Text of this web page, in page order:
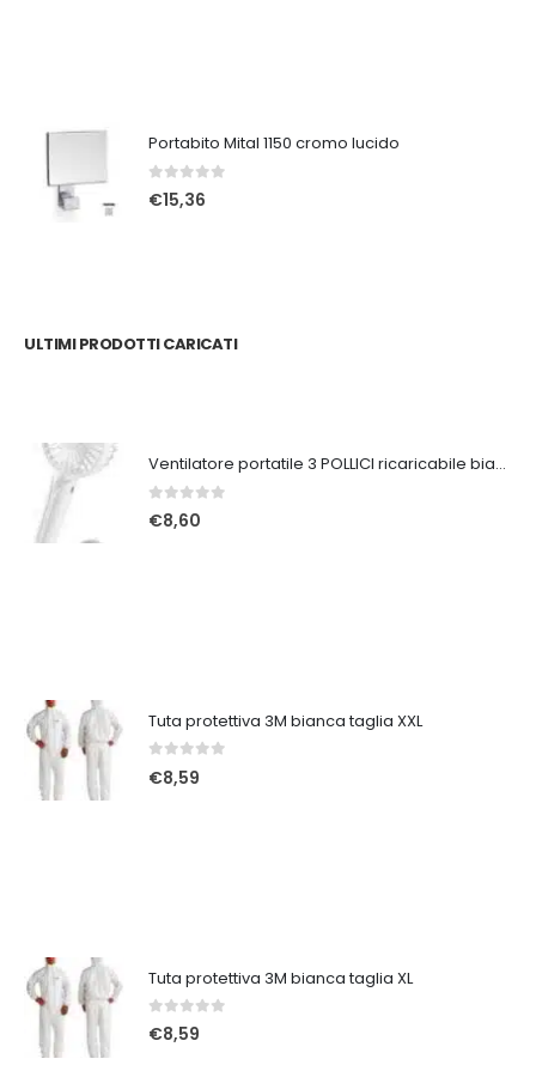
Portabito Mital 1150 cromo lucido
Su 5
€15,36
ULTIMI PRODOTTI CARICATI
Ventilatore portatile 3 POLLICI ricaricabile bianco
Su 5
€8,60
Tuta protettiva 3M bianca taglia XXL
Su 5
€8,59
Tuta protettiva 3M bianca taglia XL
0Su 5
€8,59